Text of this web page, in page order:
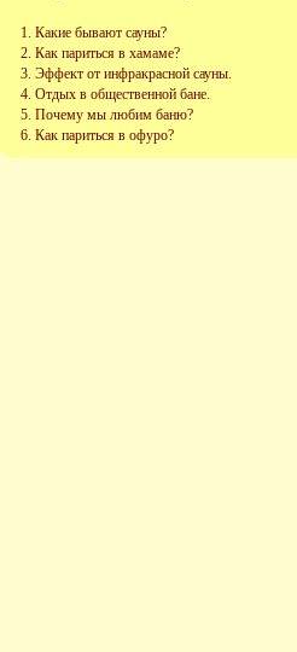
Какие бывают сауны?
Как париться в хамаме?
Эффект от инфракрасной сауны.
Отдых в общественной бане.
Почему мы любим баню?
Как париться в офуро?